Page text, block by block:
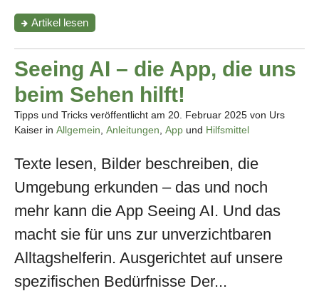
Artikel"EMVI.AI:
für
dich
getestet"
lesen
Seeing AI – die App, die uns
beim Sehen hilft!
Tipps und Tricks veröffentlicht am 20. Februar 2025 von Urs
Kaiser in Allgemein Anleitungen App und Hilfsmittel
Texte lesen, Bilder beschreiben, die
Umgebung erkunden – das und noch
mehr kann die App Seeing AI. Und das
macht sie für uns zur unverzichtbaren
Alltagshelferin. Ausgerichtet auf unsere
spezifischen Bedürfnisse Der...